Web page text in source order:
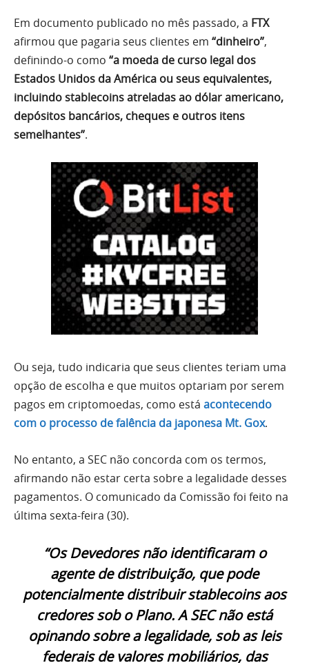
Em documento publicado no mês passado, a FTX
afirmou que pagaria seus clientes em “dinheiro”,
definindo-o como “a moeda de curso legal dos
Estados Unidos da América ou seus equivalentes,
incluindo stablecoins atreladas ao dólar americano,
depósitos bancários, cheques e outros itens
semelhantes”.
Ou seja, tudo indicaria que seus clientes teriam uma
opção de escolha e que muitos optariam por serem
pagos em criptomoedas, como está acontecendo
com o processo de falência da japonesa Mt. Gox.
No entanto, a SEC não concorda com os termos,
afirmando não estar certa sobre a legalidade desses
pagamentos. O comunicado da Comissão foi feito na
última sexta-feira (30).
“Os Devedores não identificaram o
agente de distribuição, que pode
potencialmente distribuir stablecoins aos
credores sob o Plano. A SEC não está
opinando sobre a legalidade, sob as leis
federais de valores mobiliários, das